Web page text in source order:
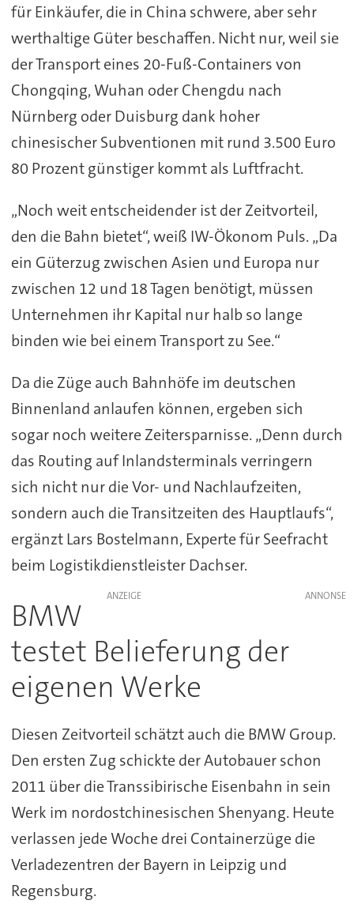
für Einkäufer, die in China schwere, aber sehr
werthaltige Güter beschaffen. Nicht nur, weil sie
der Transport eines 20-Fuß-Containers von
Chongqing, Wuhan oder Chengdu nach
Nürnberg oder Duisburg dank hoher
chinesischer Subventionen mit rund 3.500 Euro
80 Prozent günstiger kommt als Luftfracht.
„Noch weit entscheidender ist der Zeitvorteil,
den die Bahn bietet“, weiß IW-Ökonom Puls. „Da
ein Güterzug zwischen Asien und Europa nur
zwischen 12 und 18 Tagen benötigt, müssen
Unternehmen ihr Kapital nur halb so lange
binden wie bei einem Transport zu See.“
Da die Züge auch Bahnhöfe im deutschen
Binnenland anlaufen können, ergeben sich
sogar noch weitere Zeitersparnisse. „Denn durch
das Routing auf Inlandsterminals verringern
sich nicht nur die Vor- und Nachlaufzeiten,
sondern auch die Transitzeiten des Hauptlaufs“,
ergänzt Lars Bostelmann, Experte für Seefracht
beim Logistikdienstleister Dachser.
ANZEIGE
BMW
testet Belieferung der
eigenen Werke
Diesen Zeitvorteil schätzt auch die BMW Group.
Den ersten Zug schickte der Autobauer schon
2011 über die Transsibirische Eisenbahn in sein
Werk im nordostchinesischen Shenyang. Heute
verlassen jede Woche drei Containerzüge die
Verladezentren der Bayern in Leipzig und
Regensburg.